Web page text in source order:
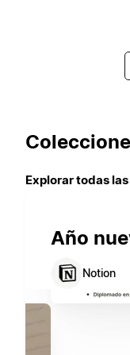
Explorar todas
Año
Notion